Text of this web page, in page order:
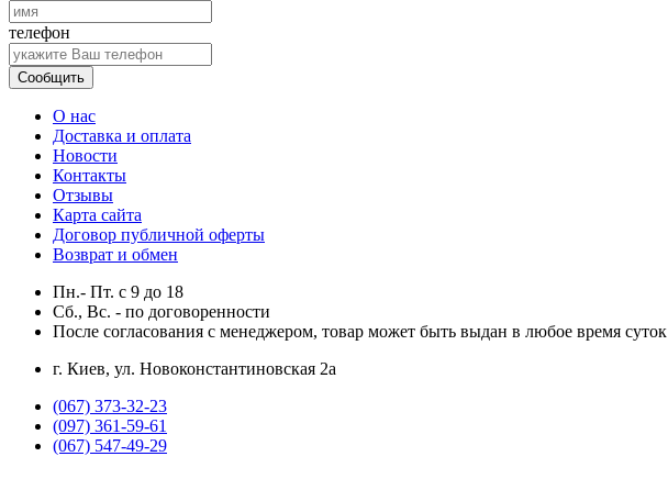
телефон
Сообщить
О нас
Доставка и оплата
Новости
Контакты
Отзывы
Карта сайта
Договор публичной оферты
Возврат и обмен
Пн.- Пт. с 9 до 18
Сб., Вс. - по договоренности
После согласования с менеджером, товар может быть выдан в любое время суток
г. Киев, ул. Новоконстантиновская 2а
(067) 373-32-23
(097) 361-59-61
(067) 547-49-29